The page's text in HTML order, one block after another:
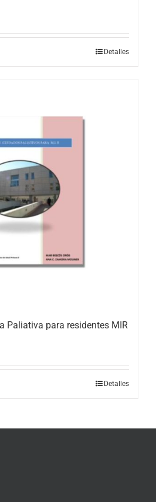
Detalles
Paliativa para residentes MIR
Detalles